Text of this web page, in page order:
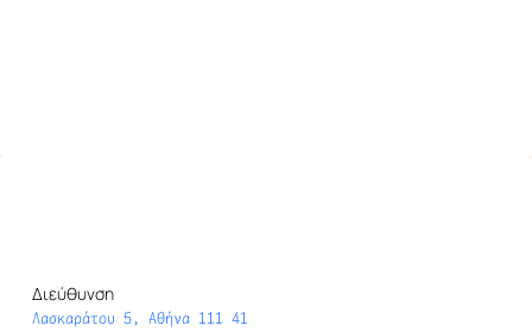
Διεύθυνση
Λασκαράτου 5, Αθήνα 111 41